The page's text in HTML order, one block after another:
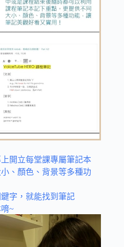
開立每堂課專屬筆記本
、顏色、背景等多種功
字，就能找到筆記
~